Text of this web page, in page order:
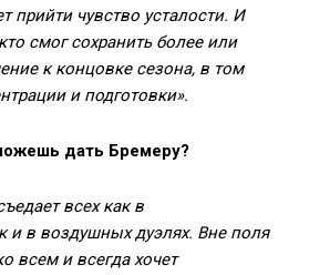
прийти чувство усталости. И
смог сохранить более или
к концовке сезона, в том
и подготовки».
дать Бремеру?
всех как в
и в воздушных дуэлях. Вне поля
всем и всегда хочет